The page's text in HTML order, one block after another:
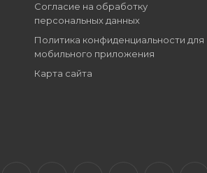
Согласие на обработку
персональных данных
Политика конфиденциальности для
мобильного приложения
Карта сайта